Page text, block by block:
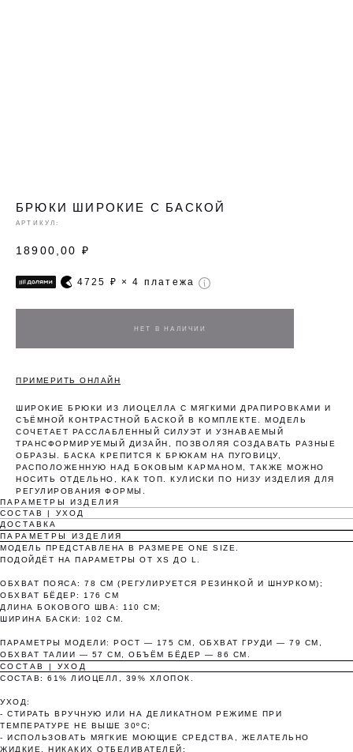
БРЮКИ ШИРОКИЕ С БАСКОЙ
АРТИКУЛ:
18900,00 ₽
4725 ₽ × 4 платежа
ПРИМЕРИТЬ ОНЛАЙН
ШИРОКИЕ БРЮКИ ИЗ ЛИОЦЕЛЛА С МЯГКИМИ ДРАПИРОВКАМИ И
СЪЁМНОЙ КОНТРАСТНОЙ БАСКОЙ В КОМПЛЕКТЕ. МОДЕЛЬ
СОЧЕТАЕТ РАССЛАБЛЕННЫЙ СИЛУЭТ И УЗНАВАЕМЫЙ
ТРАНСФОРМИРУЕМЫЙ ДИЗАЙН, ПОЗВОЛЯЯ СОЗДАВАТЬ РАЗНЫЕ
ОБРАЗЫ. БАСКА КРЕПИТСЯ К БРЮКАМ НА ПУГОВИЦУ,
РАСПОЛОЖЕННУЮ НАД БОКОВЫМ КАРМАНОМ, ТАКЖЕ МОЖНО
НОСИТЬ ОТДЕЛЬНО, КАК ТОП. КУЛИСКИ ПО НИЗУ ИЗДЕЛИЯ ДЛЯ
РЕГУЛИРОВАНИЯ ФОРМЫ.
ПАРАМЕТРЫ ИЗДЕЛИЯ
СОСТАВ | УХОД
ДОСТАВКА
ПАРАМЕТРЫ ИЗДЕЛИЯ
МОДЕЛЬ ПРЕДСТАВЛЕНА В РАЗМЕРЕ ONE SIZE.
ПОДОЙДЁТ НА ПАРАМЕТРЫ ОТ XS ДО L.
ОБХВАТ ПОЯСА: 78 СМ (РЕГУЛИРУЕТСЯ РЕЗИНКОЙ И ШНУРКОМ);
ОБХВАТ БЁДЕР: 176 СМ
ДЛИНА БОКОВОГО ШВА: 110 СМ;
ШИРИНА БАСКИ: 102 СМ.
ПАРАМЕТРЫ МОДЕЛИ: РОСТ — 175 СМ, ОБХВАТ ГРУДИ — 79 СМ,
ОБХВАТ ТАЛИИ — 57 СМ, ОБЪЁМ БЁДЕР — 86 СМ.
СОСТАВ | УХОД
СОСТАВ: 61% ЛИОЦЕЛЛ, 39% ХЛОПОК.
УХОД:
- СТИРАТЬ ВРУЧНУЮ ИЛИ НА ДЕЛИКАТНОМ РЕЖИМЕ ПРИ
ТЕМПЕРАТУРЕ НЕ ВЫШЕ 30ºС;
- ИСПОЛЬЗОВАТЬ МЯГКИЕ МОЮЩИЕ СРЕДСТВА, ЖЕЛАТЕЛЬНО
ЖИДКИЕ, НИКАКИХ ОТБЕЛИВАТЕЛЕЙ;
Оплата частями
Оплатите сегодня 25% стоимости покупки
картой любого банка, остальное — тремя
платежами раз в две недели.
сегодня
25%
недели
25%
недели
25%
недель
25%
Без комиссий и переплат
Как обычная оплата картой